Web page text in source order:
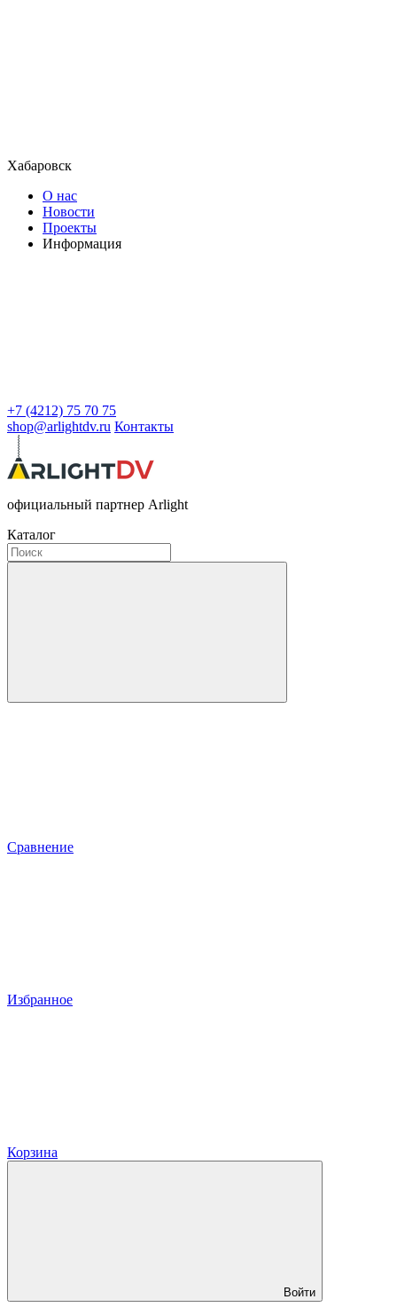
Хабаровск
О нас
Новости
Проекты
Информация
+7 (4212) 75 70 75
shop@arlightdv.ru Контакты
официальный партнер Arlight
Каталог
Сравнение
Избранное
Корзина
Войти